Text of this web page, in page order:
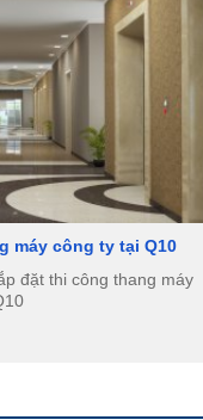
máy công ty tại Q10
đặt thi công thang máy